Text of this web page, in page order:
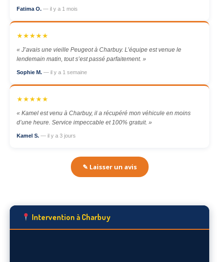
Fatima O. — il y a 1 mois
★★★★★
« J’avais une vieille Peugeot à Charbuy. L’équipe est venue le
lendemain matin, tout s’est passé parfaitement. »
Sophie M. — il y a 1 semaine
★★★★★
« Kamel est venu à Charbuy, il a récupéré mon véhicule en moins
d’une heure. Service impeccable et 100% gratuit. »
Kamel S. — il y a 3 jours
✎ Laisser un avis
Intervention à Charbuy